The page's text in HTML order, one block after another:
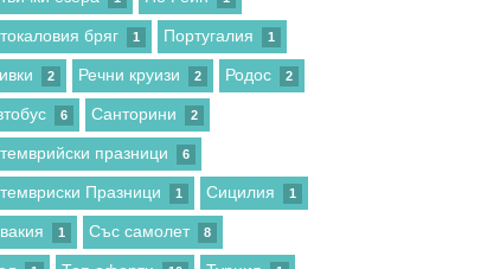
бряг 1 Португалия 1
2 Речни круизи 2 Родос 2
6 Санторини 2
празници 6
Празници 1 Сицилия 1
1 Със самолет 8